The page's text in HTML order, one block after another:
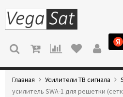
МЕНЮ
Главная Усилители ТВ сигнала
усилитель SWA-1 для решетки